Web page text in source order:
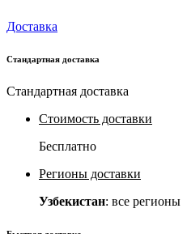
Доставка
Стандартная доставка
Стандартная доставка
Стоимость доставки
Бесплатно
Регионы доставки
Узбекистан: все регионы